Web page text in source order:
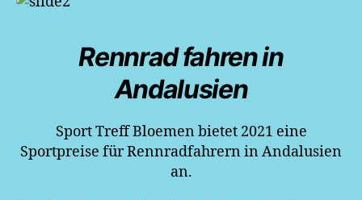
Rennrad fahrenin
Andalusien
Sport Treff Bloemen bietet 2021 eine
Sportpreise für Rennradfahrern in Andalusien
an.